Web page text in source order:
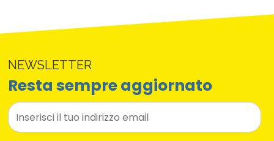
NEWSLETTER
Resta sempre aggiornato